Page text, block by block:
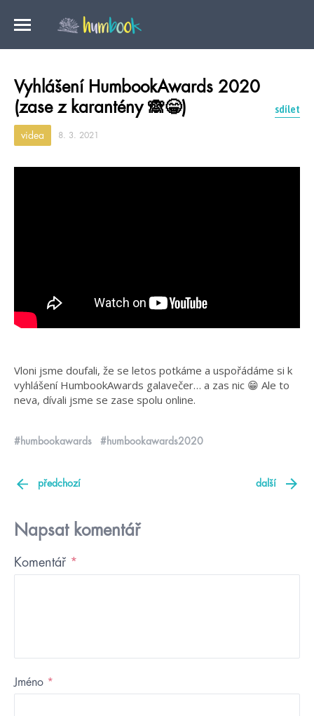
Vyhlášení HumbookAwards 2020
(zase z karantény 🙈😁)
sdílet
videa 8. 3. 2021
Vloni jsme doufali, že se letos potkáme a uspořádáme si k
vyhlášení HumbookAwards galavečer… a zas nic 😁 Ale to
neva, dívali jsme se zase spolu online.
#humbookawards #humbookawards2020
předchozí další
Napsat komentář
Komentář *
Jméno *